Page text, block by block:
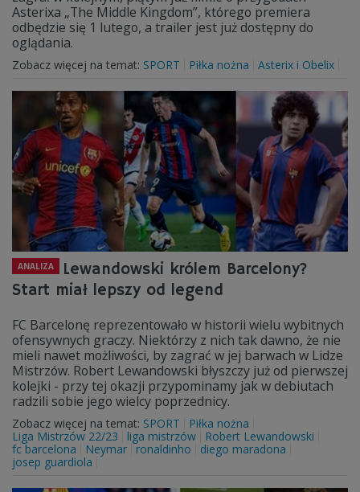
Asterixa „The Middle Kingdom”, którego premiera
odbędzie się 1 lutego, a trailer jest już dostępny do
oglądania.
Zobacz więcej na temat: SPORT Piłka nożna Asterix i Obelix
ANALIZA
Lewandowski królem Barcelony?
Start miał lepszy od legend
FC Barcelonę reprezentowało w historii wielu wybitnych
ofensywnych graczy. Niektórzy z nich tak dawno, że nie
mieli nawet możliwości, by zagrać w jej barwach w Lidze
Mistrzów. Robert Lewandowski błyszczy już od pierwszej
kolejki - przy tej okazji przypominamy jak w debiutach
radzili sobie jego wielcy poprzednicy.
Zobacz więcej na temat: SPORT
Piłka nożna
Liga Mistrzów 22/23
liga mistrzów
Robert Lewandowski
fc barcelona
Neymar ronaldinho
diego maradona
josep guardiola